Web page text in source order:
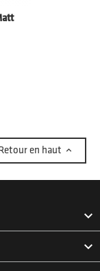
Retour en haut 

